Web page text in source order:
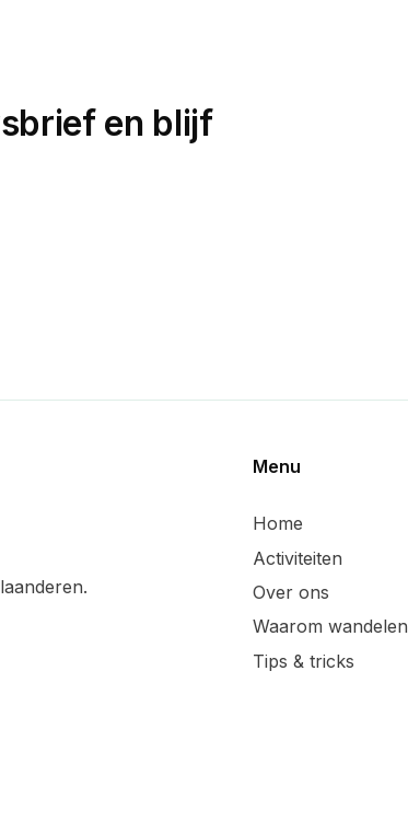
en blijf
Menu
Home
Activiteiten
Over ons
Waarom wandelen
Tips & tricks